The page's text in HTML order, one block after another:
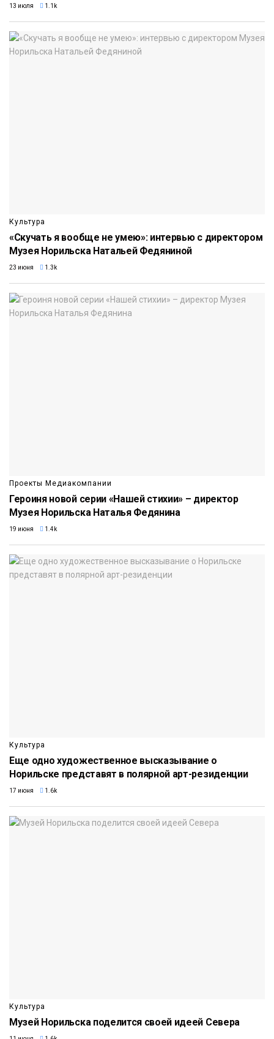
13 июля 1.1k
Культура
«Скучать я вообще не умею»: интервью с директором
Музея Норильска Натальей Федяниной
23 июня 1.3k
Проекты Медиакомпании
Героиня новой серии «Нашей стихии» – директор
Музея Норильска Наталья Федянина
19 июня 1.4k
Культура
Еще одно художественное высказывание о
Норильске представят в полярной арт-резиденции
17 июня 1.6k
Культура
Музей Норильска поделится своей идеей Севера